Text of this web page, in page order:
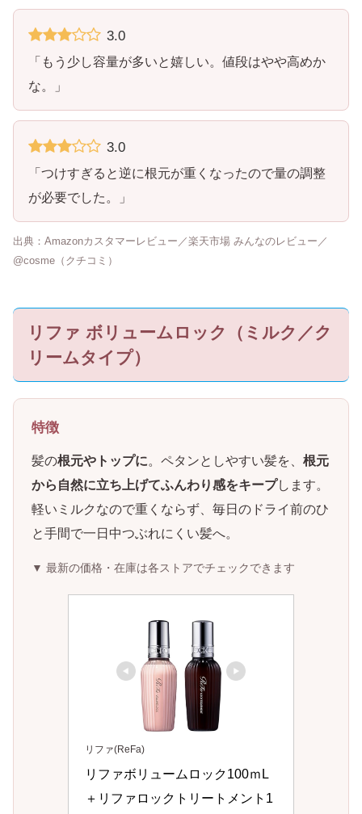
3.0
「もう少し容量が多いと嬉しい。値段はやや高めか
な。」
3.0
「つけすぎると逆に根元が重くなったので量の調整
が必要でした。」
出典：Amazonカスタマーレビュー／楽天市場 みんなのレビュー／
@cosme（クチコミ）
リファ ボリュームロック（ミルク／ク
リームタイプ）
特徴
髪の根元やトップに。ペタンとしやすい髪を、 根元
から自然に立ち上げてふんわり感をキープします。
軽いミルクなので重くならず、毎日のドライ前のひ
と手間で一日中つぶれにくい髪へ。
▼ 最新の価格・在庫は各ストアでチェックできます
リファ(ReFa)
リファボリュームロック100ｍL
＋リファロックトリートメント1